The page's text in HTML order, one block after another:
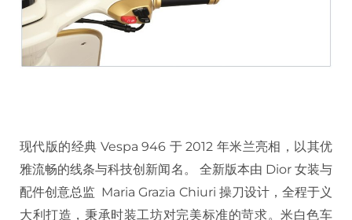
现代版的经典 Vespa 946 于 2012 年米兰亮相，以其优
雅流畅的线条与科技创新闻名。 全新版本由 Dior 女装与
配件创意总监 Maria Grazia Chiuri 操刀设计，全程于义
大利打造，秉承时装工坊对完美标准的苛求。米白色车